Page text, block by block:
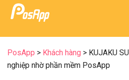
PosApp > Khách hàng > KUJAKU
nghiệp nhờ phần mềm PosApp